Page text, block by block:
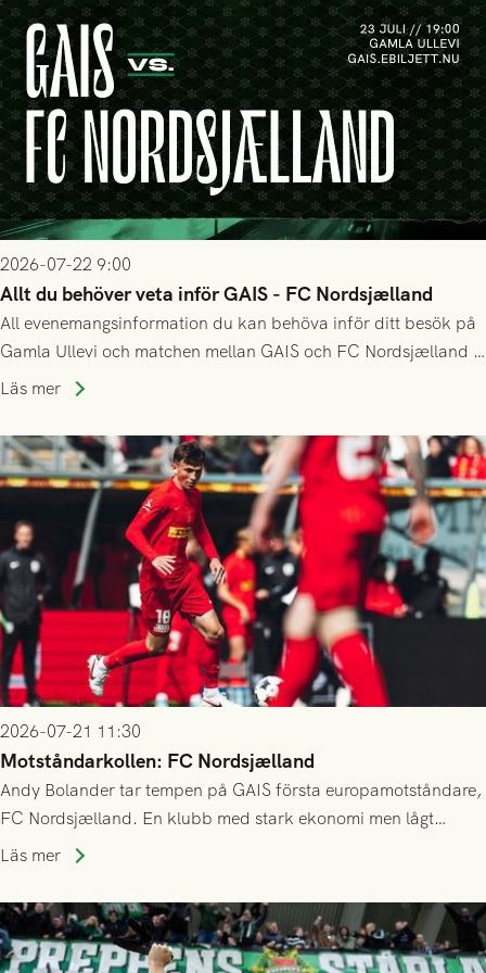
2026-07-22 9:00
Allt du behöver veta inför GAIS - FC Nordsjælland
All evenemangsinformation du kan behöva inför ditt besök på
Gamla Ullevi och matchen mellan GAIS och FC Nordsjælland i
kvalet till Conference League! Avspark kl 19.00 på torsdag
Läs mer
2026-07-21 11:30
Motståndarkollen: FC Nordsjælland
Andy Bolander tar tempen på GAIS första europamotståndare,
FC Nordsjælland. En klubb med stark ekonomi men lågt
publiksnitt, ett lag med både kollektiv styrka och individuell
Läs mer